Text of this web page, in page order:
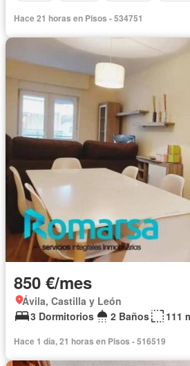
Hace 21 horas en Pisos - 534751
850 €/mes
Ávila, Castilla y León
3 Dormitorios
2 Baños 111
Hace 1 día, 21 horas en Pisos - 516519